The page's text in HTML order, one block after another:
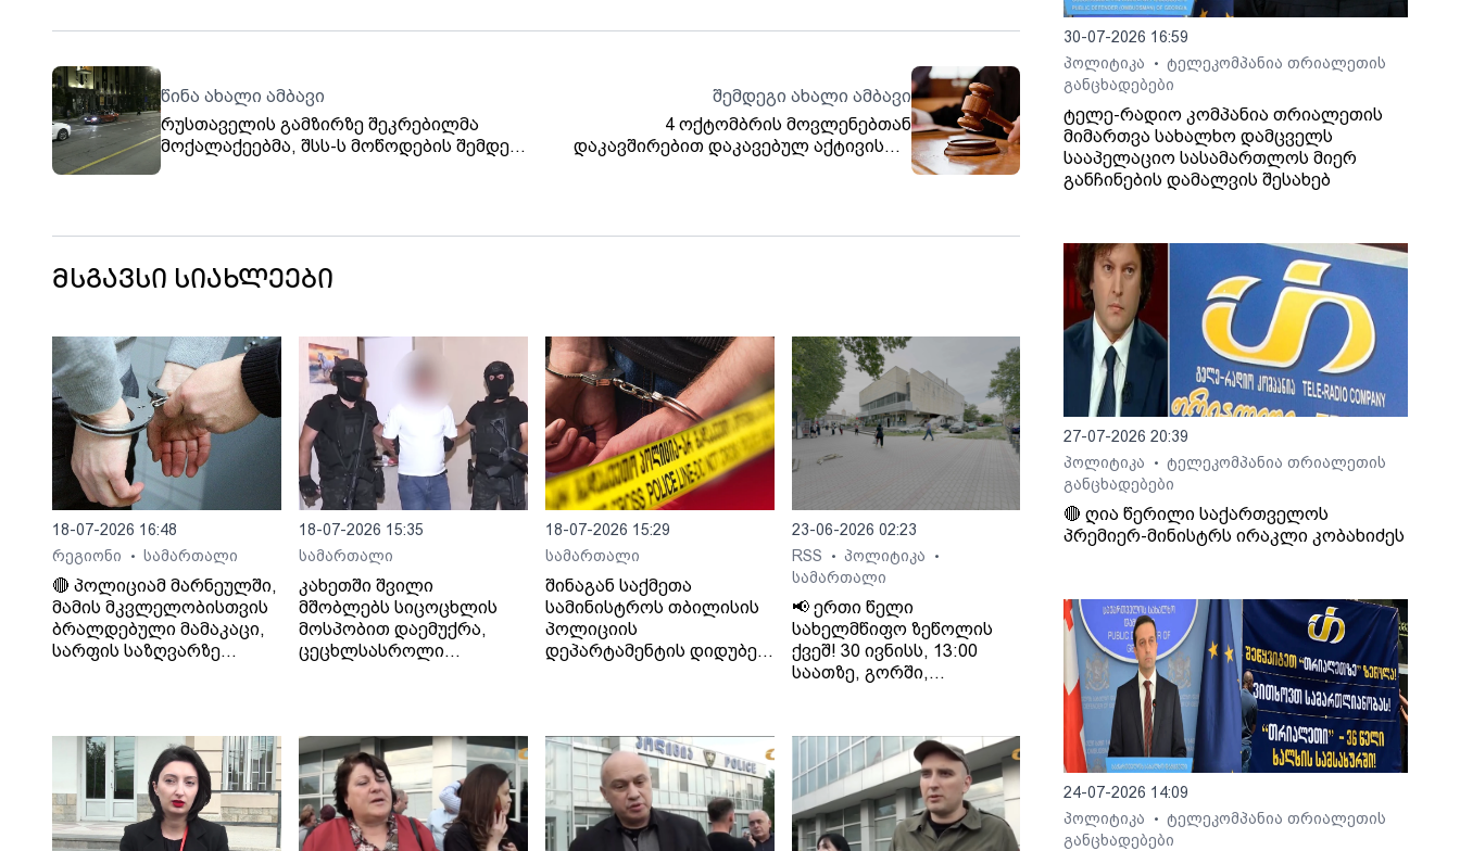
წინა ახალი ამბავი
რუსთაველის გამზირზე შეკრებილმა
მოქალაქეებმა, შსს-ს მოწოდების შემდეგ,
შემდეგი ახალი ამბავი
4 ოქტომბრის მოვლენებთან
დაკავშირებით დაკავებულ აქტივისტს,
მარიამ მეყანწიშვილს სასამართლომ 10
მსგავსი სიახლეები
18-07-2026 16:48
რეგიონი
• სამართალი
🔴 პოლიციამ მარნეულში,
მამის მკვლელობისთვის
ბრალდებული მამაკაცი,
სარფის საზღვარზე
18-07-2026 15:35
სამართალი
კახეთში შვილი
მშობლებს სიცოცხლის
მოსპობით დაემუქრა,
ცეცხლსასროლი
მიიმალა - პოლიციამ ის
დააკავა.
18-07-2026 15:29
სამართალი
შინაგან საქმეთა
სამინისტროს თბილისის
პოლიციის
დეპარტამენტის დიდუბე-
ძარცვისა და მუქარის
ბრალდებით ერთი პირი
ცხელ კვალზე დააკავეს.
23-06-2026 02:23
RSS
• პოლიტიკა •
სამართალი
📢 ერთი წელი
სახელმწიფო ზეწოლის
ქვეშ! 30 ივნისს, 13:00
საათზე, გორში,
გაიმართება
"თრიალეთის"
მხარდამჭერთა აქცია.
მოდი და გამოხატე შენი
მხარდაჭერა!
30-07-2026 16:59
პოლიტიკა
•
ტელეკომპანია თრიალეთის
განცხადებები
ტელე-რადიო კომპანია თრიალეთის
მიმართვა სახალხო დამცველს
სააპელაციო სასამართლოს მიერ
განჩინების დამალვის შესახებ
27-07-2026 20:39
პოლიტიკა
•
ტელეკომპანია თრიალეთის
განცხადებები
🔴 ღია წერილი საქართველოს
პრემიერ-მინისტრს ირაკლი კობახიძეს
24-07-2026 14:09
პოლიტიკა
•
ტელეკომპანია თრიალეთის
განცხადებები